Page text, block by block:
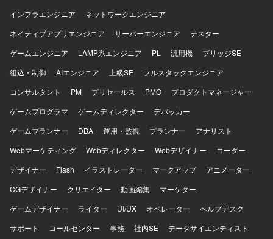
インフラエンジニア
ネットワークエンジニア
ネイティブアプリエンジニア
サーバーエンジニア
テスター
ゲームエンジニア
LAMP系エンジニア PL 汎用機
ブリッジSE
組込・制御
AIエンジニア 上級SE
フルスタックエンジニア
コンサルタント
PM プリセールス PMO
プロダクトマネージャー
ゲームプログラマ
ゲームディレクター
デバッカー
ゲームプランナー
DBA 運用・監視 プランナー
アナリスト
Webマーケティング
Webディレクター Webデザイナー
コーダー
デザイナー
Flash イラストレーター マークアップ
アニメーター
CGデザイナー
クリエイター 動画編集
マーケター
ゲームデザイナー
ライター UI/UX オペレーター
ヘルプデスク
サポート
コールセンター 事務 社内SE
データサイエンティスト